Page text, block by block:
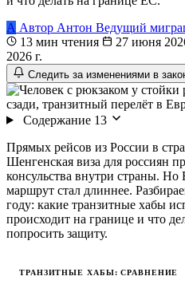
А Автор Антон Ведущий
13 мин чтения
27 июня
2026 г.
Следить за изменениями в
Содержание 13
Прямых рейсов из России в
Шенгенская виза для россиян
консульства внутри страны.
маршрут стал длиннее.
году: какие транзитные хабы
происходит на границе и что
попросить защиту.
ТРАНЗИТНЫЕ ХАБЫ: СРАВНЕНИЕ